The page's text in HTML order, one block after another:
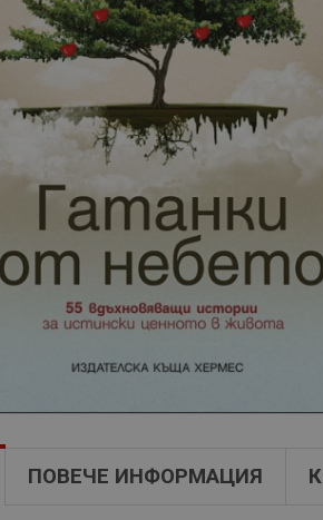
ПОВЕЧЕ ИНФОРМАЦИЯ